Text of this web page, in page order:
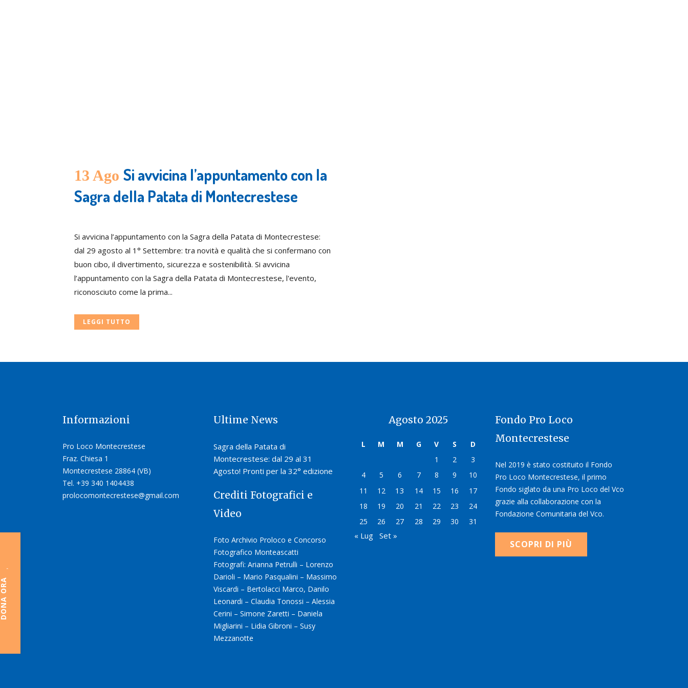
ORA
13 Ago Si avvicina l’appuntamento con la
Sagra della Patata di Montecrestese
Si avvicina l’appuntamento con la Sagra della Patata di Montecrestese:
dal 29 agosto al 1° Settembre: tra novità e qualità che si confermano con
buon cibo, il divertimento, sicurezza e sostenibilità. Si avvicina
l’appuntamento con la Sagra della Patata di Montecrestese, l'evento,
riconosciuto come la prima...
LEGGI TUTTO
Informazioni
Pro Loco Montecrestese
Fraz. Chiesa 1
Montecrestese 28864 (VB)
Tel. +39 340 1404438
prolocomontecrestese@gmail.com
Ultime News
Sagra della Patata di
Montecrestese: dal 29 al 31
Agosto! Pronti per la 32° edizione
Crediti Fotografici e
Video
Foto Archivio Proloco e Concorso
Fotografico Monteascatti
Fotografi: Arianna Petrulli – Lorenzo
Darioli – Mario Pasqualini – Massimo
Viscardi – Bertolacci Marco, Danilo
Leonardi – Claudia Tonossi – Alessia
Cerini – Simone Zaretti – Daniela
Migliarini – Lidia Gibroni – Susy
Mezzanotte
Agosto 2025
L M M G V S
D
1
2
3
4
5 6 7 8 9
10
11
12 13 14 15 16
17
18
19 20 21 22 23
24
25
26 27 28 29 30 31
« Lug Set »
Fondo Pro Loco
Montecrestese
Nel 2019 è stato costituito il Fondo
Pro Loco Montecrestese, il primo
Fondo siglato da una Pro Loco del Vco
grazie alla collaborazione con la
Fondazione Comunitaria del Vco.
SCOPRI DI PIÙ